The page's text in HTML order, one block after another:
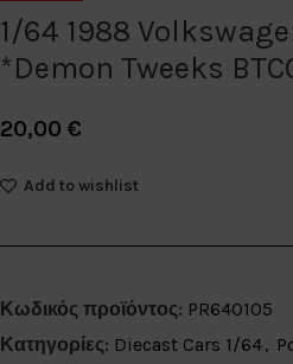
1/64 1988
*Demon Tweeks
20,00 €
Add to wishlist
Κωδικός προϊόντος: PR640105
Κατηγορίες: Diecast Cars 1/64,